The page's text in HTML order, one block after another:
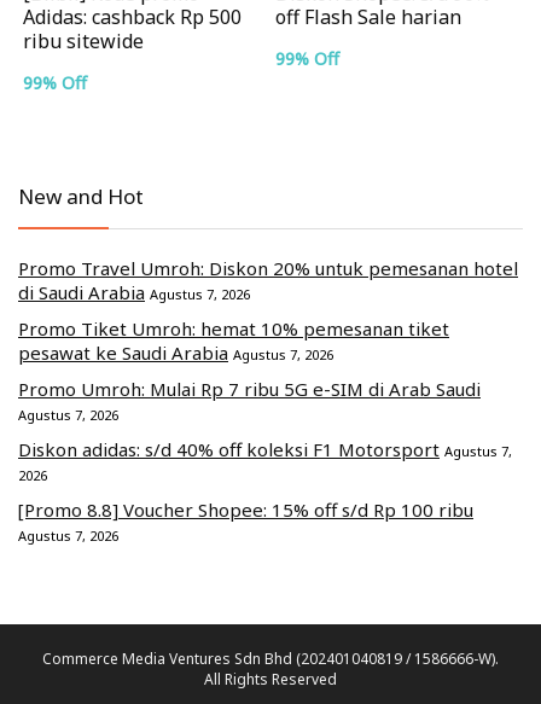
Adidas: cashback Rp 500
ribu sitewide
99% Off
off Flash Sale harian
99% Off
New and Hot
Promo Travel Umroh: Diskon 20% untuk pemesanan hotel
di Saudi Arabia Agustus 7, 2026
Promo Tiket Umroh: hemat 10% pemesanan tiket
pesawat ke Saudi Arabia Agustus 7, 2026
Promo Umroh: Mulai Rp 7 ribu 5G e-SIM di Arab Saudi
Agustus 7, 2026
Diskon adidas: s/d 40% off koleksi F1 Motorsport Agustus 7,
2026
[Promo 8.8] Voucher Shopee: 15% off s/d Rp 100 ribu
Agustus 7, 2026
Commerce Media Ventures Sdn Bhd (202401040819 / 1586666-W).
All Rights Reserved